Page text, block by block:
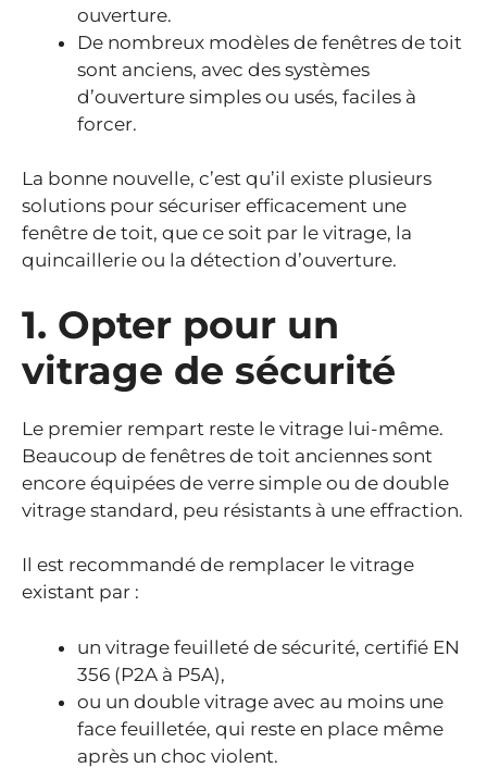
ouverture.
De nombreux modèles de fenêtres de toit
sont anciens, avec des systèmes
d’ouverture simples ou usés, faciles à
forcer.
La bonne nouvelle, c’est qu’il existe plusieurs
solutions pour sécuriser efficacement une
fenêtre de toit, que ce soit par le vitrage, la
quincaillerie ou la détection d’ouverture.
1. Opter pour un
vitrage de sécurité
Le premier rempart reste le vitrage lui-même.
Beaucoup de fenêtres de toit anciennes sont
encore équipées de verre simple ou de double
vitrage standard, peu résistants à une effraction.
Il est recommandé de remplacer le vitrage
existant par :
un vitrage feuilleté de sécurité, certifié EN
356 (P2A à P5A),
ou un double vitrage avec au moins une
face feuilletée, qui reste en place même
après un choc violent.